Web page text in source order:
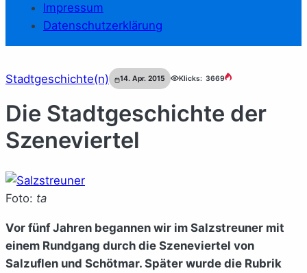
Impressum
Datenschutzerklärung
Stadtgeschichte(n) 14. Apr. 2015 Klicks: 3669
Die Stadtgeschichte der
Szeneviertel
Foto: ta
Vor fünf Jahren begannen wir im Salzstreuner mit
einem Rundgang durch die Szeneviertel von
Salzuflen und Schötmar. Später wurde die Rubrik